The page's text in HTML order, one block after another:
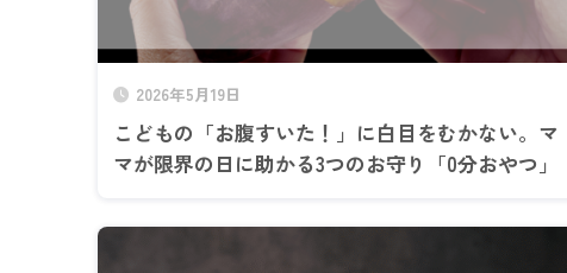
2026年5月19日
こどもの「お腹すいた！」に白目をむかない。マ
マが限界の日に助かる3つのお守り「0分おやつ」